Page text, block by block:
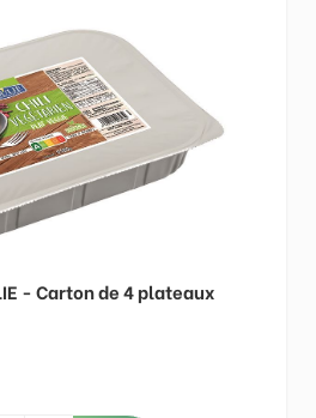
- Carton de 4 plateaux